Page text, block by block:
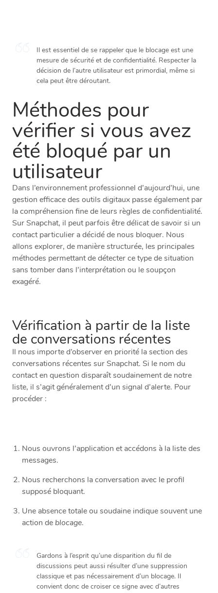
Il est essentiel de se rappeler que le blocage est une
mesure de sécurité et de confidentialité. Respecter la
décision de l’autre utilisateur est primordial, même si
cela peut être déroutant.
Méthodes pour
vérifier si vous avez
été bloqué par un
utilisateur
Dans l’environnement professionnel d’aujourd’hui, une
gestion efficace des outils digitaux passe également par
la compréhension fine de leurs règles de confidentialité.
Sur Snapchat, il peut parfois être délicat de savoir si un
contact particulier a décidé de nous bloquer. Nous
allons explorer, de manière structurée, les principales
méthodes permettant de détecter ce type de situation
sans tomber dans l’interprétation ou le soupçon
exagéré.
Vérification à partir de la liste
de conversations récentes
Il nous importe d’observer en priorité la section des
conversations récentes sur Snapchat. Si le nom du
contact en question disparaît soudainement de notre
liste, il s’agit généralement d’un signal d’alerte. Pour
procéder :
Nous ouvrons l’application et accédons à la liste des
messages.
Nous recherchons la conversation avec le profil
supposé bloquant.
Une absence totale ou soudaine indique souvent une
action de blocage.
Gardons à l’esprit qu’une disparition du fil de
discussions peut aussi résulter d’une suppression
classique et pas nécessairement d’un blocage. Il
convient donc de croiser ce signe avec d’autres